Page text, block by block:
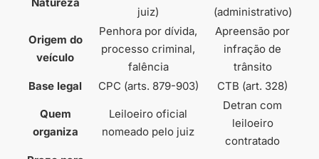
juiz)
(administrativo)
Origem do
veículo
Penhora por dívida,
processo criminal,
falência
Apreensão por
infração de
trânsito
Base legal
CPC (arts. 879-903) CTB (art. 328)
Quem
organiza
Leiloeiro oficial
nomeado pelo juiz
Detran com
leiloeiro
contratado